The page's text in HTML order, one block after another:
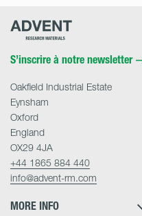
Advent
S’inscrire à notre newsletter
MORE INFO
Oakfield Industrial Estate
Eynsham
Oxford
England
OX29 4JA
+44 1865 884 440
info@advent-rm.com